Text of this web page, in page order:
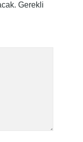
Gerekli